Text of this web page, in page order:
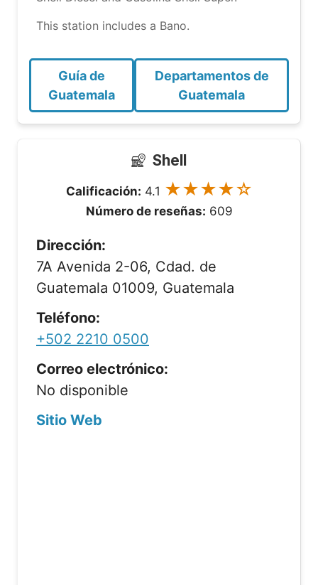
This station includes a Bano.
Guía de
Guatemala
Departamentos de
Guatemala
Shell
Calificación: 4.1 ★★★★☆
Número de reseñas: 609
Dirección:
7A Avenida 2-06, Cdad. de
Guatemala 01009, Guatemala
Teléfono:
+502 2210 0500
Correo electrónico:
No disponible
Sitio Web